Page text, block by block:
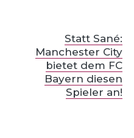
Statt Sané:
Manchester City
bietet dem FC
Bayern diesen
Spieler an!